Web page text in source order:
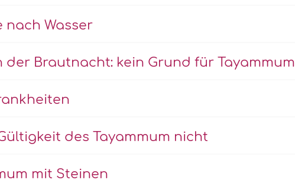
nach Wasser
der Brautnacht: kein Grund für Tayammum
des Tayammum nicht
mit Steinen